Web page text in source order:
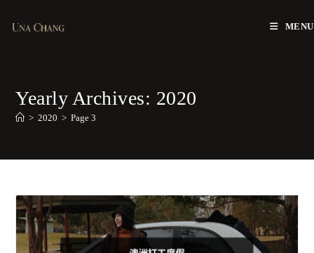
MENU
Yearly Archives: 2020
> 2020 > Page 3